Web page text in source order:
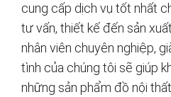
cung cấp dịch vụ tốt nhất
tư vấn, thiết kế đến sản
nhân viên chuyên nghiệp,
tình của chúng tôi sẽ giúp
những sản phẩm đồ nội